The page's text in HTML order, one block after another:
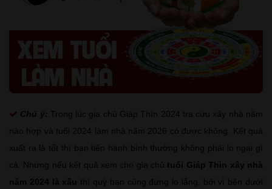
Chú ý: Trong lúc gia chủ Giáp Thìn 2024 tra cứu xây nhà năm
nào hợp và tuổi 2024 làm nhà năm 2026 có được không. Kết quả
xuất ra là tốt thì bạn tiến hành bình thường không phải lo ngại gì
cả. Nhưng nếu kết quả xem cho gia chủ
tuổi Giáp Thìn xây nhà
năm 2024 là xấu thì quý bạn cũng đừng lo lắng, bởi vì bên dưới